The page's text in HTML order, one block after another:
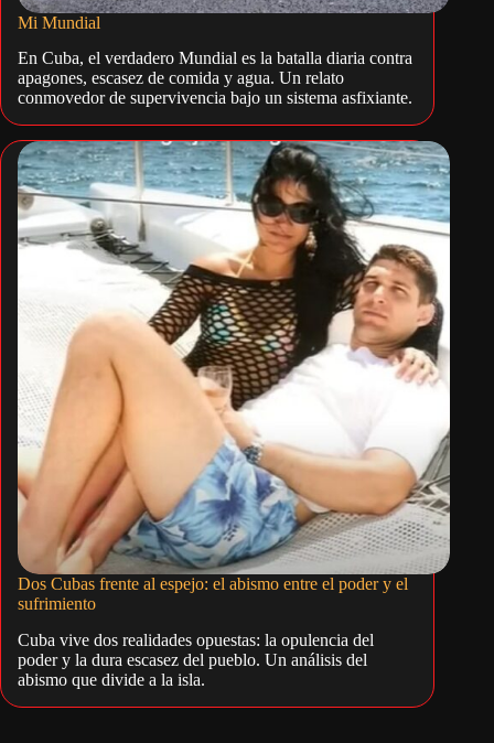
Mi Mundial
En Cuba, el verdadero Mundial es la batalla diaria contra
apagones, escasez de comida y agua. Un relato
conmovedor de supervivencia bajo un sistema asfixiante.
Dos Cubas frente al espejo: el abismo entre el poder y el
sufrimiento
Cuba vive dos realidades opuestas: la opulencia del
poder y la dura escasez del pueblo. Un análisis del
abismo que divide a la isla.